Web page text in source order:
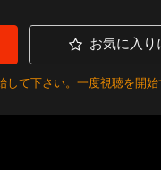
お気に入り
して下さい。一度視聴を開